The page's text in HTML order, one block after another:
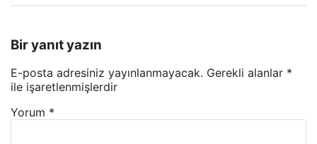
Bir yanıt yazın
E-posta adresiniz yayınlanmayacak. Gerekli alanlar *
ile işaretlenmişlerdir
Yorum *